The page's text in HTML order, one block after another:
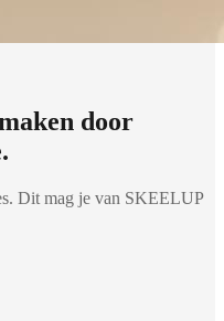
door
.
Dit mag je van SKEELUP